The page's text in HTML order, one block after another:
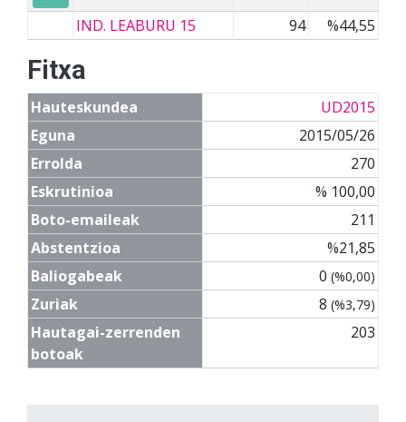
IND. LEABURU 15
94 %44,55
Fitxa
Hauteskundea
UD2015
Eguna
2015/05/26
Errolda
270
Eskrutinioa
% 100,00
Boto-emaileak
211
Abstentzioa
%21,85
Baliogabeak
0 (%0,00)
Zuriak 8 (%3,79)
Hautagai-zerrenden
botoak
203